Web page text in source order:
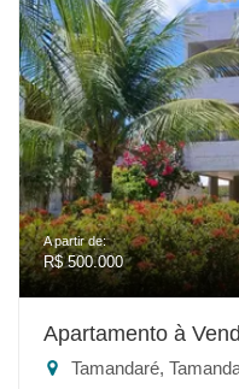
A partir de:
R$ 500.000
Apartamento à
Tamandaré,